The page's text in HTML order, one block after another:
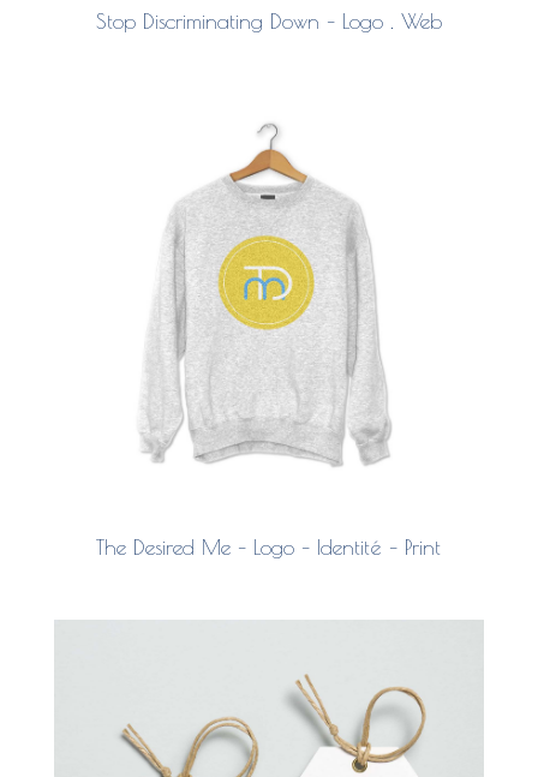
Stop Discriminating Down – Logo . Web
The Desired Me – Logo – Identité – Print